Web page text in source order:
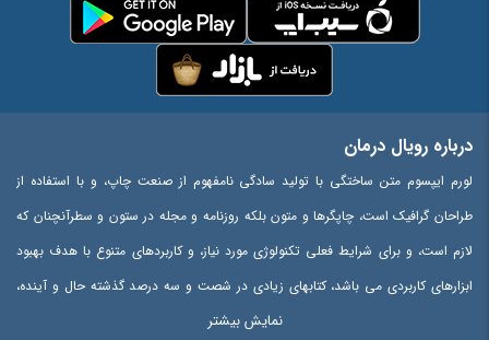
درباره رویال درمان
لورم ایپسوم متن ساختگی با تولید سادگی نامفهوم از صنعت چاپ، و با استفاده از
طراحان گرافیک است، چاپگرها و متون بلکه روزنامه و مجله در ستون و سطرآنچنان که
لازم است، و برای شرایط فعلی تکنولوژی مورد نیاز، و کاربردهای متنوع با هدف بهبود
ابزارهای کاربردی می باشد، کتابهای زیادی در شصت و سه درصد گذشته حال و آینده،
شناخت فراوان جامعه و متخصصان را می طلبد، تا با نرم افزارها شناخت بیشتری را
نمایش بیشتر